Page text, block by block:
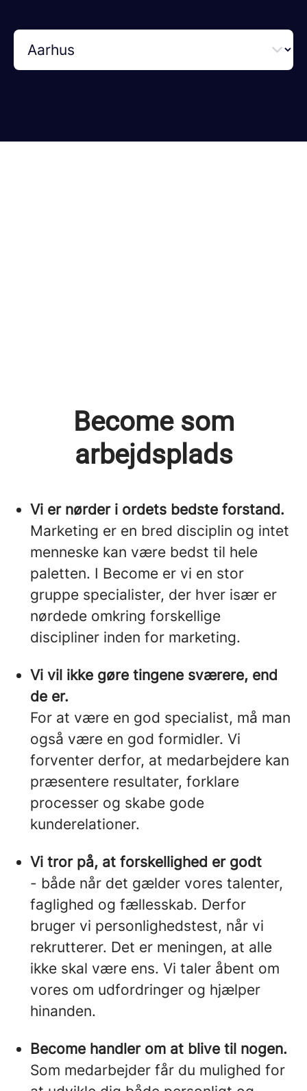
Become som
arbejdsplads
Vi er nørder i ordets bedste forstand.
Marketing er en bred disciplin og intet
menneske kan være bedst til hele
paletten. I Become er vi en stor
gruppe specialister, der hver især er
nørdede omkring forskellige
discipliner inden for marketing.
Vi vil ikke gøre tingene sværere, end
de er.
For at være en god specialist, må man
også være en god formidler. Vi
forventer derfor, at medarbejdere kan
præsentere resultater, forklare
processer og skabe gode
kunderelationer.
Vi tror på, at forskellighed er godt
- både når det gælder vores talenter,
faglighed og fællesskab. Derfor
bruger vi personlighedstest, når vi
rekrutterer. Det er meningen, at alle
ikke skal være ens. Vi taler åbent om
vores om udfordringer og hjælper
hinanden.
Become handler om at blive til nogen.
Som medarbejder får du mulighed for